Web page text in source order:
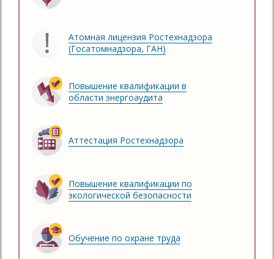
Атомная лицензия Ростехнадзора
(Госатомнадзора, ГАН)
Повышение квалификации в
области энергоаудита
Аттестация Ростехнадзора
Повышение квалификации по
экологической безопасности
Обучение по охране труда